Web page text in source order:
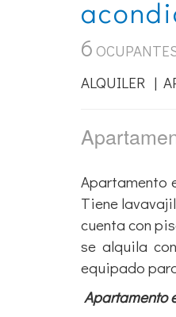
6
ALQUILER |
Apartamento
Tiene
cuenta con
se alquila
equipado
Apartamento
Vea el resto